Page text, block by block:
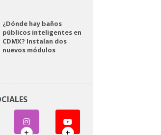
¿Dónde hay baños
públicos inteligentes en
CDMX? Instalan dos
nuevos módulos
+ +